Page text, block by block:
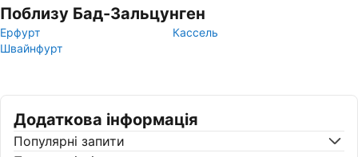
Поблизу Бад-Зальцунген
Ерфурт
Кассель
Швайнфурт
Додаткова інформація
Популярні запити